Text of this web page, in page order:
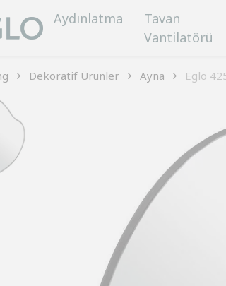
Aydınlatma
Tavan
Vantilatörü
Dekoratif Ürünler Ayna Eglo